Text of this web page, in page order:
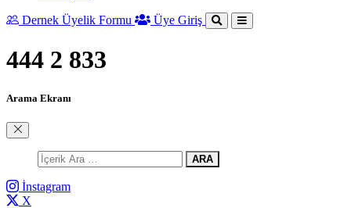
Dernek Üyelik Formu Üye Giriş
444 2 833
Arama Ekranı
ARA
İnstagram
X